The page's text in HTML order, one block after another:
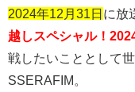
2024年12月31日 に放
越しスペシャル！
戦したいこととして
SSERAFIM 。